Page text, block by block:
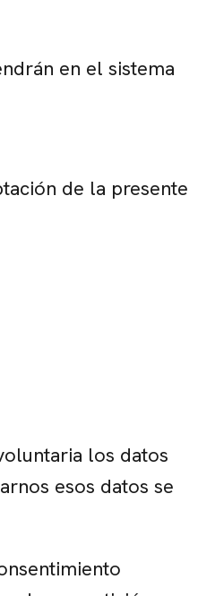
en el sistema
de la presente
los datos
esos datos se